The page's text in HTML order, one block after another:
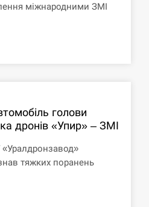
по Харькову,
міжнародними ЗМІ
голови
дронів «Упир» – ЗМІ
«Уралдронзавод»
тяжких поранень